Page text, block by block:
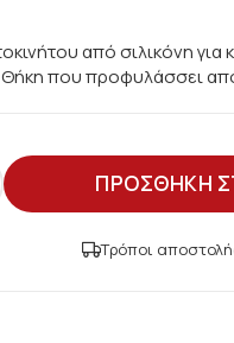
από σιλικόνη για
που προφυλάσσει
ΠΡΟΣΘΗΚΗ
Τρόποι